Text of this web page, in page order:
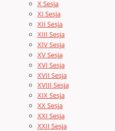
X Sesja
XI Sesja
XII Sesja
XIII Sesja
XIV Sesja
XV Sesja
XVI Sesja
XVII Sesja
XVIII Sesja
XIX Sesja
XX Sesja
XXI Sesja
XXII Sesja